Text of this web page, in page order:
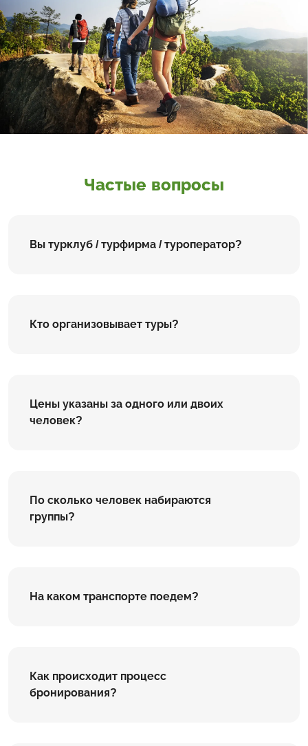
Частые вопросы
Вы турклуб / турфирма / туроператор?
Кто организовывает туры?
Цены указаны за одного или двоих
человек?
По сколько человек набираются
группы?
На каком транспорте поедем?
Как происходит процесс
бронирования?